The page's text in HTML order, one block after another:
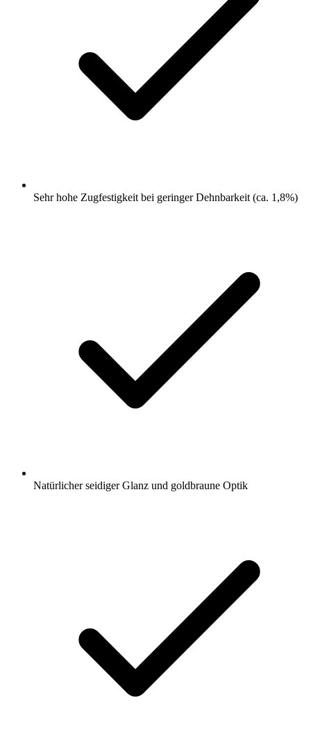
Sehr hohe Zugfestigkeit bei geringer Dehnbarkeit (ca. 1,8%)
Natürlicher seidiger Glanz und goldbraune Optik